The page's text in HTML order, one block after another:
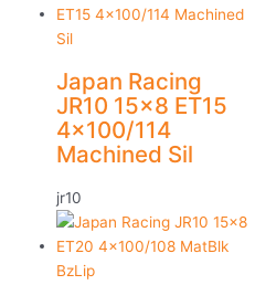
Japan Racing
JR10 15×8 ET15
4×100/114
Machined Sil
jr10